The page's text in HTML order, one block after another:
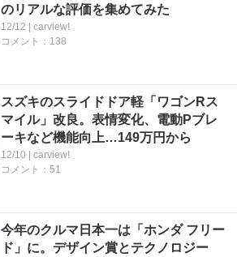
のリアルな評価を集めてみた
12/12 | carview!
コメント：138
スズキのスライドドア軽「ワゴンRス
マイル」改良。表情変化、電動Pブレ
ーキなど機能向上…149万円から
12/10 | carview!
コメント：51
今年のクルマ日本一は「ホンダ フリー
ド」に。デザイン賞とテクノロジー